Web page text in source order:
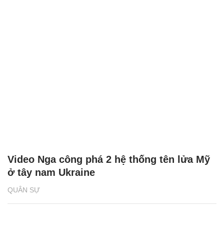
QUÂN SỰ
Video Nga công phá 2 hệ thống tên lửa Mỹ
ở tây nam Ukraine